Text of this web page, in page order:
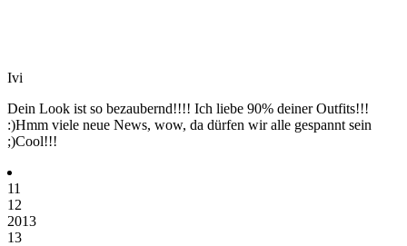
Ivi
Dein Look ist so bezaubernd!!!! Ich liebe 90% deiner Outfits!!!
:)Hmm viele neue News, wow, da dürfen wir alle gespannt sein
;)Cool!!!
11
12
2013
13